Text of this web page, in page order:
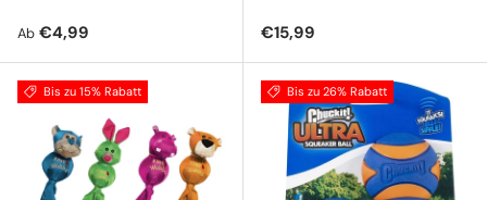
Normaler Preis
Ab €4,99 Normaler Preis
€15,99
Bis zu 15% Rabatt Bis zu 26% Rabatt